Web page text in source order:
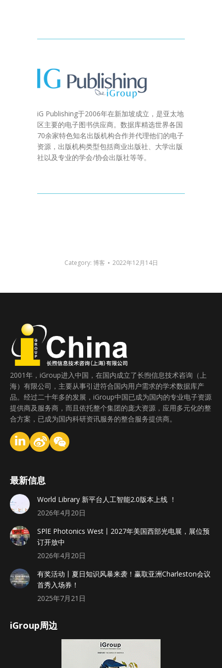
iG Publishing于2006年在新加坡成立，是亚太地
区主要的电子图书供应商。数据库精选世界各国
70余家特色知名出版机构合作并代理他们的电子
资源，出版机构类型包括商业出版社、大学出版
社以及专业的学会/协会出版社等等。
Category: 博客 2022年12月14日
2001年，iGroup进入中国，在国内成立了长煦信息技术咨询（上
海）有限公司，主要从事引进符合国内用户需求的学术数据库产
品。经过二十年多的发展，iGroup中国已成为国内的专业电子资源
提供商及服务商，而且依托整个集团的庞大资源，应用多元化的整
合方案，已成为国内科研资讯服务的整合服务提供商。
最新信息
World Library 新平台人工智能2.0版本上线 ！
2026年4月20日
SPlE Photonics West丨2027年美国西部光电展，展位预
订开放中
2026年4月20日
有奖活动丨夏日知识风暴来袭！赢取亚洲Charleston会议
首秀入场券！
2025年7月21日
iGroup周边